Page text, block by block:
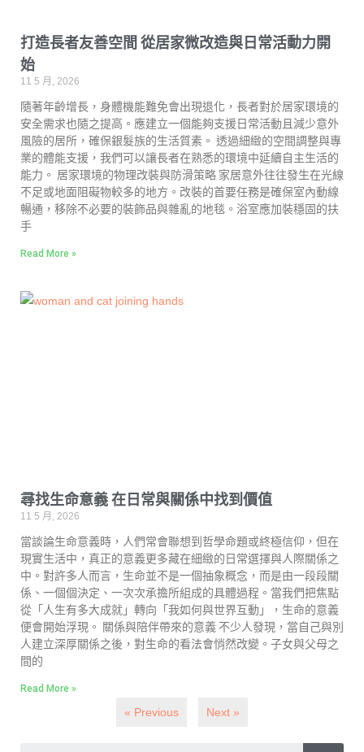
打造長者友善空間 從居家微改造與日常活動力開
始
11 5 月, 2026
隨著年齡增長，身體機能難免會出現退化，長者對於居家環境的
安全需求也隨之提高。應建立一個能夠支援日常活動且減少意外
風險的居所，確保銀髮族的生活質素。 透過細緻的空間調整與專
業的體能支援，我們可以讓長者在熟悉的環境中延續自主生活的
能力。 居家環境的物理改裝與防滑策略 家居意外往往發生在光線
不足或地面阻礙物較多的地方。改裝的首要任務是確保室內動線
暢通，移除不必要的裝飾品與雜亂的地毯。浴室應加裝穩固的扶
手
Read More »
尋找生命意義 在日常與關係中找到價值
11 5 月, 2026
當談論生命意義時，人們常會聯想到哲學命題或終極信仰，但在
現實生活中，真正的意義更多藏在細緻的日常選擇與人際關係之
中。對許多人而言，生命並不是一個抽象概念，而是由一段段關
係、一個個決定、一次次承擔所組成的具體過程。當我們把焦點
從「人生有多大成就」轉向「我如何與世界互動」，生命的意義
便會開始浮現。 關係與陪伴帶來的意義 不少人發現，當自己與別
人建立深厚關係之後，對生命的看法會悄然改變。子女與父母之
間的
Read More »
« Previous Next »